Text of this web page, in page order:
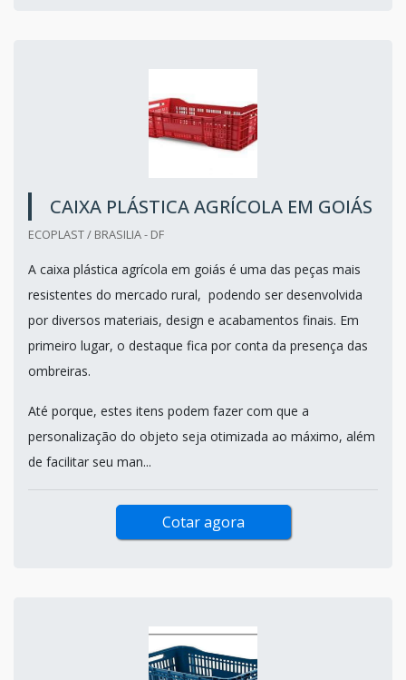
CAIXA PLÁSTICA AGRÍCOLA EM GOIÁS
ECOPLAST / BRASILIA - DF
A caixa plástica agrícola em goiás é uma das peças mais
resistentes do mercado rural, podendo ser desenvolvida
por diversos materiais, design e acabamentos finais. Em
primeiro lugar, o destaque fica por conta da presença das
ombreiras.
Até porque, estes itens podem fazer com que a
personalização do objeto seja otimizada ao máximo, além
de facilitar seu man...
Cotar agora